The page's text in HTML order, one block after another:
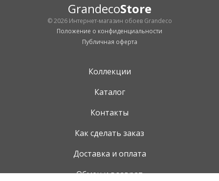
GrandecoStore
© 2026 Интернет-магазин обоев Grandeco
Положение о конфиденциальности
Публичная оферта
Коллекции
Каталог
Контакты
Как сделать заказ
Доставка и оплата
Обмен и возврат